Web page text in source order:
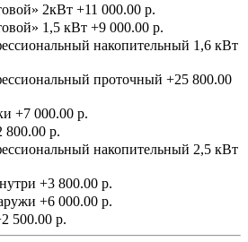
2кВт +11 000.00 р.
1,5 кВт +9 000.00 р.
накопительный 1,6 кВт
проточный +25 800.00
+7 000.00 р.
800.00 р.
накопительный 2,5 кВт
+3 800.00 р.
+6 000.00 р.
500.00 р.